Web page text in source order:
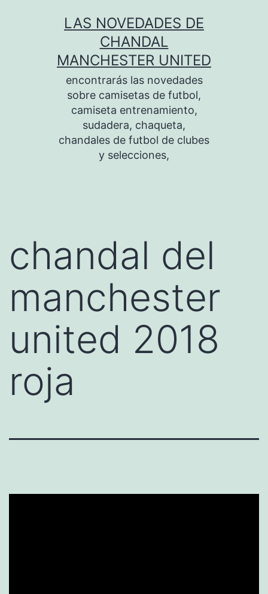
LAS NOVEDADES DE
CHANDAL
MANCHESTER UNITED
encontrarás las novedades
sobre camisetas de futbol,
camiseta entrenamiento,
sudadera, chaqueta,
chandales de futbol de clubes
y selecciones,
chandal del
manchester
united 2018
roja